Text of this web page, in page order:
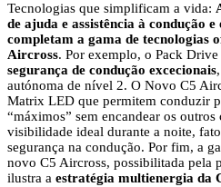
Tecnologias que simplificam a vida:
de ajuda e assistência à condução
completam a gama de tecnologias
Aircross. Por exemplo, o Pack
segurança de condução excecionais
autónoma de nível 2. O Novo C5
Matrix LED que permitem conduzir
“máximos” sem encandear os
visibilidade ideal durante a noite,
segurança na condução. Por fim, a
novo C5 Aircross, possibilitada pela
ilustra a estratégia multienergia da